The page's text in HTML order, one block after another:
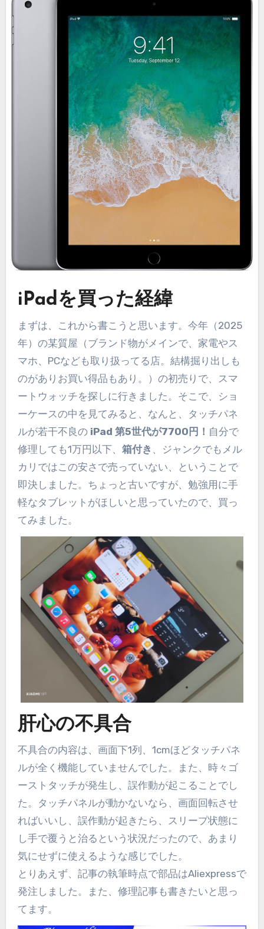
iPadを買った経緯
まずは、これから書こうと思います。今年（2025
年）の某質屋（ブランド物がメインで、家電やス
マホ、PCなども取り扱ってる店。結構掘り出しも
のがありお買い得品もあり。）の初売りで、スマ
ートウォッチを探しに行きました。そこで、ショ
ーケースの中を見てみると、なんと、タッチパネ
ルが若干不良のiPad 第5世代が7700円！ 自分で
修理しても1万円以下、 箱付き
、ジャンクでもメル
カリではこの安さで売っていない、ということで
即決しました。ちょっと古いですが、勉強用に手
軽なタブレットがほしいと思っていたので、買っ
てみました。
肝心の不具合
不具合の内容は、画面下1列、1cmほどタッチパネ
ルが全く機能していませんでした。また、時々ゴ
ーストタッチが発生し、誤作動が起こることでし
た。タッチパネルが動かないなら、画面回転させ
ればいいし、誤作動が起きたら、スリープ状態に
し手で覆うと治るという状況だったので、あまり
気にせずに使えるような感じでした。
とりあえず、記事の執筆時点で部品はAliexpressで
発注しました。また、修理記事も書きたいと思っ
てます。